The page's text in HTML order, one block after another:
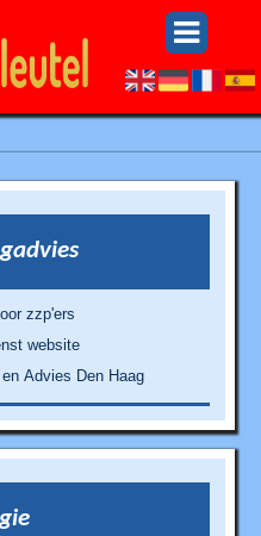
zzp'ers
website
Advies Den Haag